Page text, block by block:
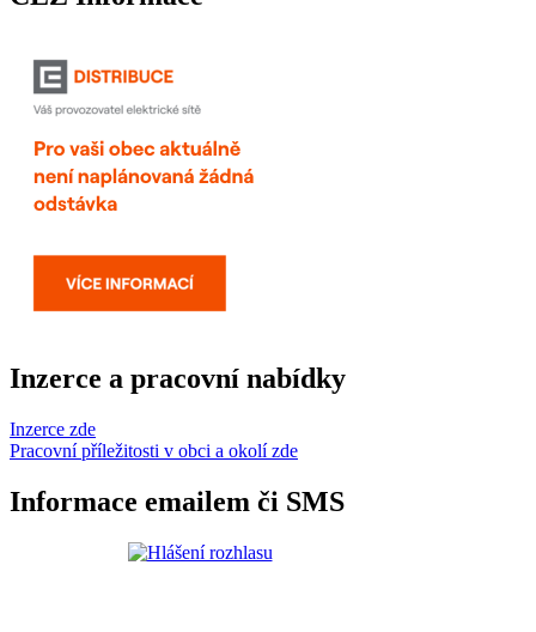
Inzerce a pracovní nabídky
Inzerce zde
Pracovní příležitosti v obci a okolí zde
Informace emailem či SMS